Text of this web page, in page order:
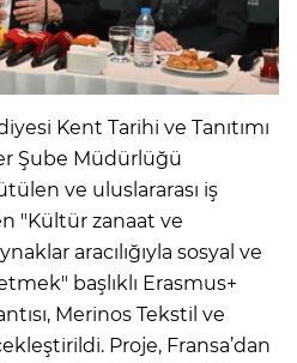
Kent Tarihi ve Tanıtımı
Şube Müdürlüğü
ve uluslararası iş
"Kültür zanaat ve
aracılığıyla sosyal ve
başlıklı Erasmus+
Merinos Tekstil ve
Proje, Fransa’dan